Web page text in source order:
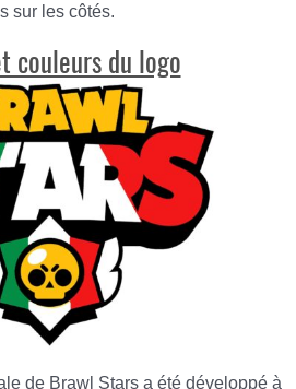
sur les côtés.
couleurs du logo
de Brawl Stars a été développé à